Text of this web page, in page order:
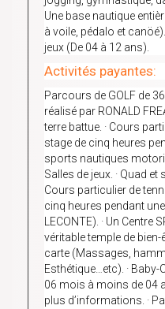
Une base nautique
à voile, pédalo et
jeux (De 04 à 12 ans).
Activités payantes:
Parcours de GOLF de
réalisé par RONALD
terre battue. · Cours
stage de cinq heures
sports nautiques
Salles de jeux. · Quad
Cours particulier de
cinq heures pendant
LECONTE). · Un
véritable temple de
carte (Massages,
Esthétique…etc). ·
06 mois à moins de 04
plus d’informations. ·